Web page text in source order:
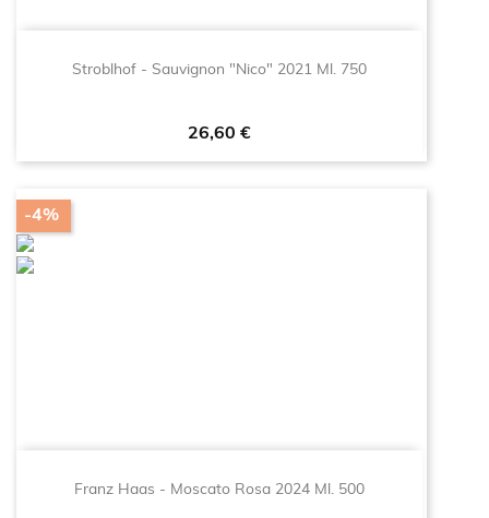
Stroblhof - Sauvignon "Nico" 2021 Ml. 750
Prezzo
26,60 €
Franz Haas - Moscato Rosa 2024 Ml. 500
-4%